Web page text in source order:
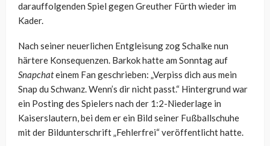
darauffolgenden Spiel gegen Greuther Fürth wieder im
Kader.
Nach seiner neuerlichen Entgleisung zog Schalke nun
härtere Konsequenzen. Barkok hatte am Sonntag auf
Snapchateinem Fan geschrieben: „Verpiss dich aus mein
Snap du Schwanz. Wenn’s dir nicht passt.“ Hintergrund war
ein Posting des Spielers nach der 1:2-Niederlage in
Kaiserslautern, bei dem er ein Bild seiner Fußballschuhe
mit der Bildunterschrift „Fehlerfrei“ veröffentlicht hatte.